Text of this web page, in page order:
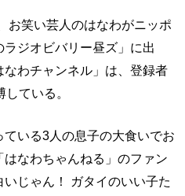
お笑い芸人のはなわがニッポ
ジオビバリー昼ズ」に出
わチャンネル」は、登録者
ている。
いる3人の息子の大食いでお
なわちゃんねる」のファン
じゃん！ ガタイのいい子た